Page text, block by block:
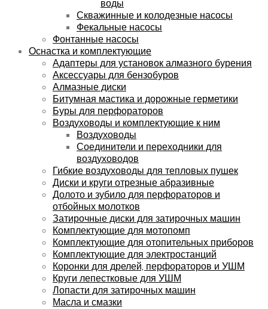
воды
Скважинные и колодезные насосы
Фекальные насосы
Фонтанные насосы
Оснастка и комплектующие
Адаптеры для установок алмазного бурения
Аксессуары для бензобуров
Алмазные диски
Битумная мастика и дорожные герметики
Буры для перфораторов
Воздуховоды и комплектующие к ним
Воздуховоды
Соединители и переходники для
воздуховодов
Гибкие воздуховоды для тепловых пушек
Диски и круги отрезные абразивные
Долото и зубило для перфораторов и
отбойных молотков
Затирочные диски для затирочных машин
Комплектующие для мотопомп
Комплектующие для отопительных приборов
Комплектующие для электростанций
Коронки для дрелей, перфораторов и УШМ
Круги лепестковые для УШМ
Лопасти для затирочных машин
Масла и смазки